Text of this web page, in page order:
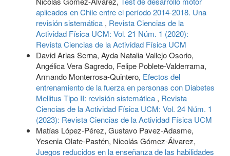
aplicados en Chile entre el período 2014-2018. Una
revisión sistemática , Revista Ciencias de la
Actividad Física UCM: Vol. 21 Núm. 1 (2020):
Revista Ciencias de la Actividad Física UCM
David Arias Serna, Ayda Natalia Vallejo Osorio,
Angélica Vera Sagredo, Felipe Poblete-Valderrama,
Armando Monterrosa-Quintero, Efectos del
entrenamiento de la fuerza en personas con Diabetes
Mellitus Tipo II: revisión sistemática , Revista
Ciencias de la Actividad Física UCM: Vol. 24 Núm. 1
(2023): Revista Ciencias de la Actividad Física UCM
Matías López-Pérez, Gustavo Pavez-Adasme,
Yesenia Olate-Pastén, Nicolás Gómez-Álvarez,
Juegos reducidos en la enseñanza de las habilidades